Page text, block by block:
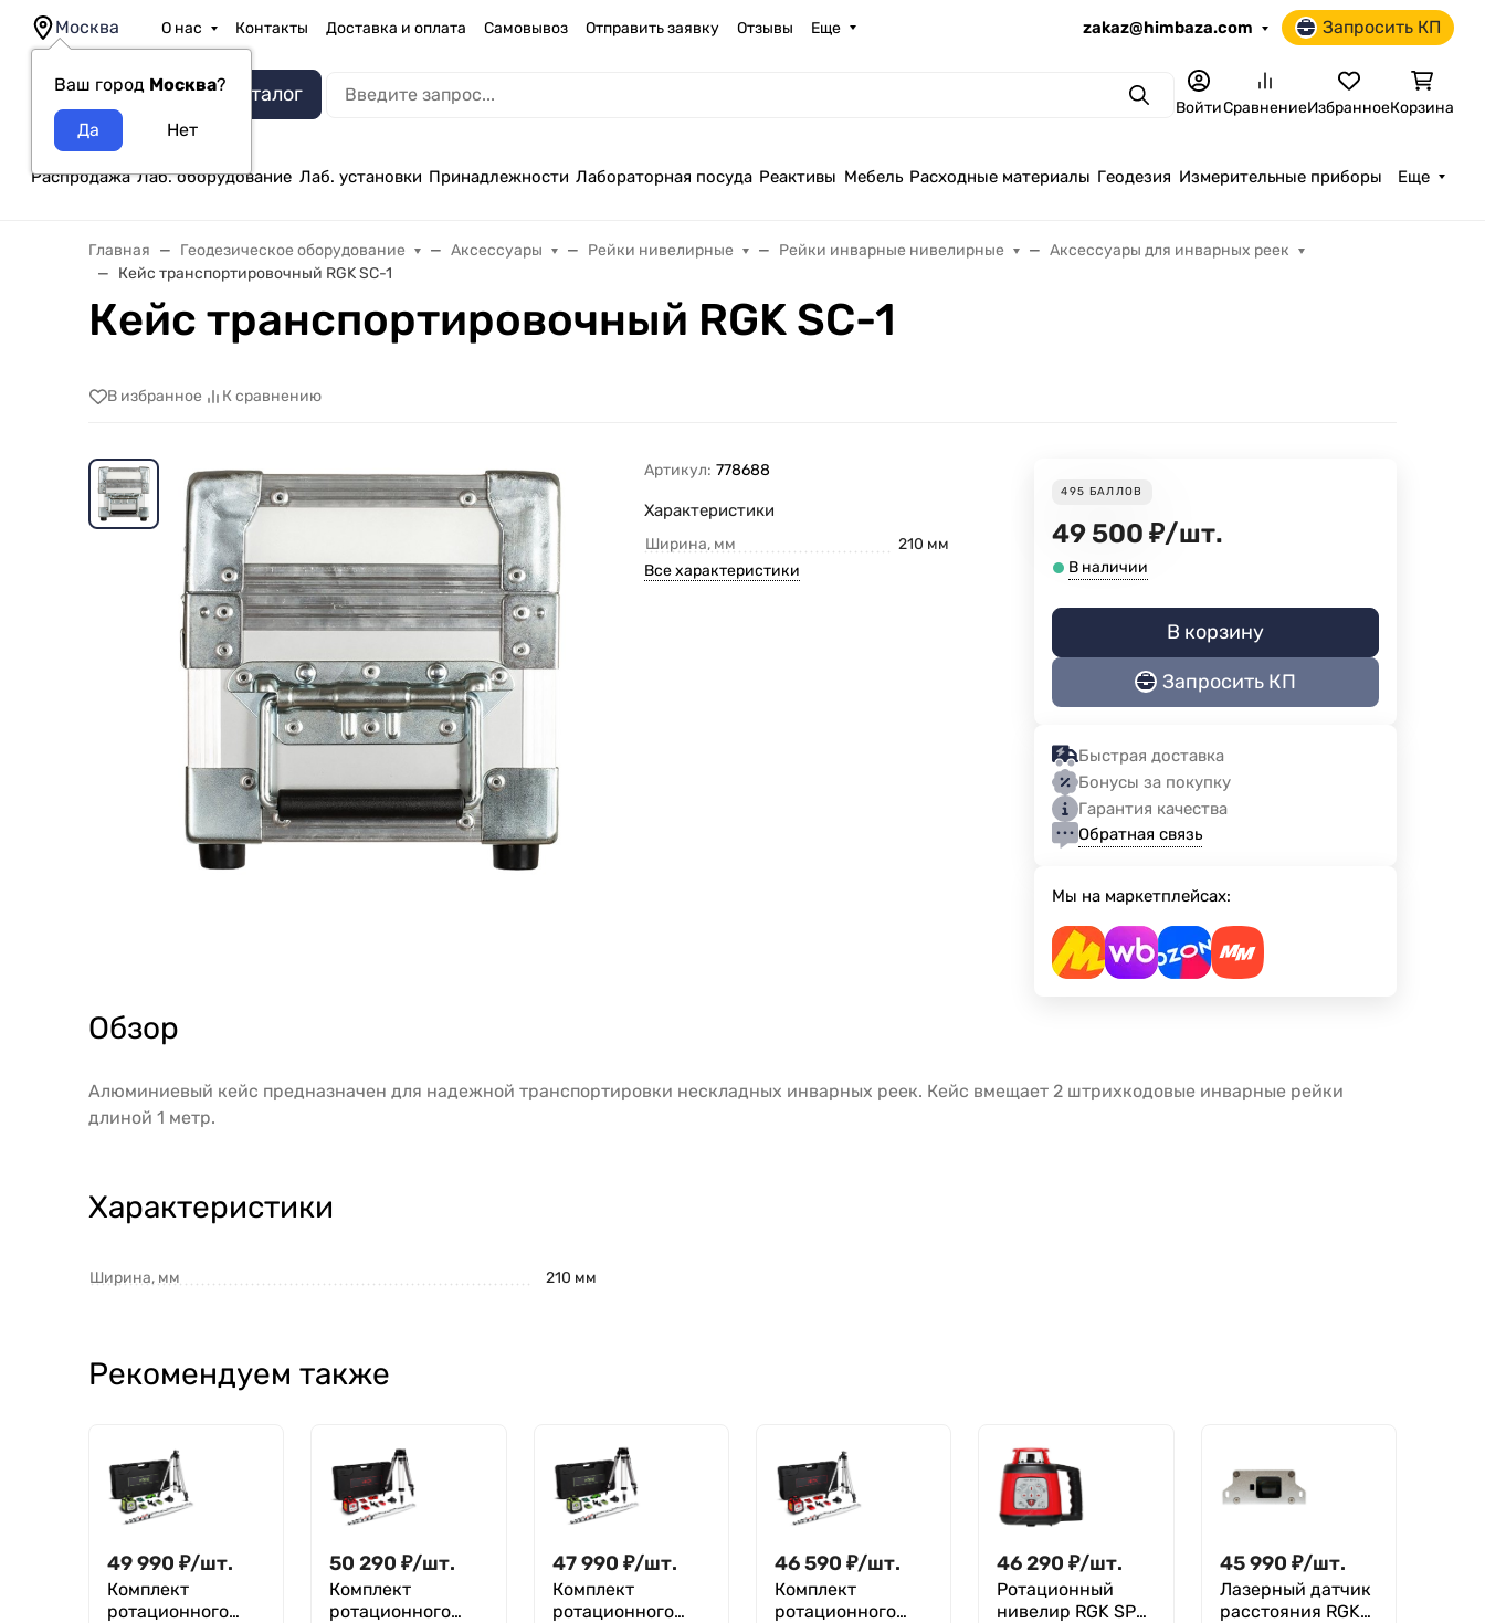
Москва
Ваш город Москва?
О нас Контакты Доставка и оплата Самовывоз Отправить заявку Отзывы Еще zakaz@himbaza.com Запросить КП
Каталог ПоискВойтиСравнениеИзбранноеКорзина
Распродажа Лаб. оборудование Лаб. установки Принадлежности Лабораторная посуда Реактивы Мебель Расходные материалы Геодезия Измерительные приборы Еще
Главная Геодезическое оборудование Аксессуары Рейки нивелирные Рейки инварные нивелирные
Аксессуары для инварных реек
Кейс транспортировочный RGK SC-1
Кейс транспортировочный RGK SC-1
В избранное К сравнению
Артикул: 778688
Характеристики
Ширина, мм
210 мм
Все характеристики
495 БАЛЛОВ
49 500 ₽/шт.
В наличии
В корзину
Запросить КП
Быстрая доставка
Бонусы за покупку
Гарантия качества
Обратная связь
Мы на маркетплейсах:
Обзор
Алюминиевый кейс предназначен для надежной транспортировки нескладных инварных реек. Кейс вмещает 2 штрихкодовые инварные рейки
длиной 1 метр.
Характеристики
Ширина, мм 210 мм
Рекомендуем также
49 990 ₽/шт.
Комплект
ротационного
50 290 ₽/шт.
Комплект
ротационного
47 990 ₽/шт.
Комплект
ротационного
46 590 ₽/шт.
Комплект
ротационного
46 290 ₽/шт.
Ротационный
нивелир RGK SP-
45 990 ₽/шт.
Лазерный датчик
расстояния RGK